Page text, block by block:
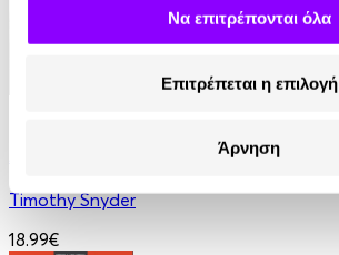
Να επιτρέπονται όλα
Επιτρέπεται η επιλογή
Άρνηση
Αιματοβαμμένες χώρες
Timothy Snyder
18.99€